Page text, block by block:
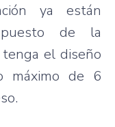
ya están
de la
el diseño
máximo de 6